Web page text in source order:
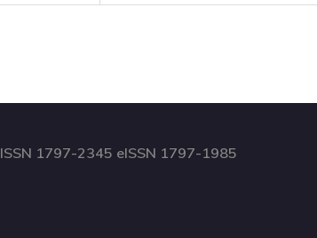
ISSN 1797-2345 eISSN 1797-1985